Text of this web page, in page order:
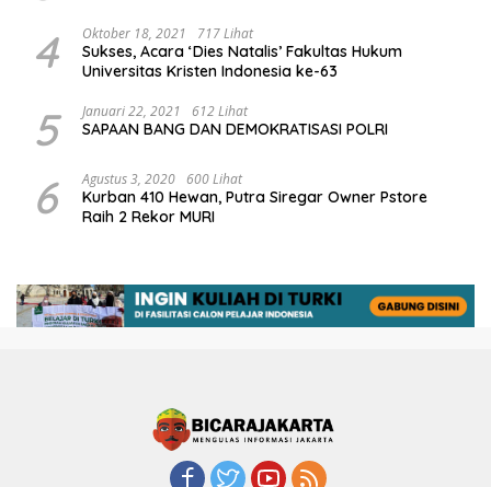
4 Oktober 18, 2021 717 Lihat
Sukses, Acara ‘Dies Natalis’ Fakultas Hukum
Universitas Kristen Indonesia ke-63
5 Januari 22, 2021 612 Lihat
SAPAAN BANG DAN DEMOKRATISASI POLRI
6 Agustus 3, 2020 600 Lihat
Kurban 410 Hewan, Putra Siregar Owner Pstore
Raih 2 Rekor MURI